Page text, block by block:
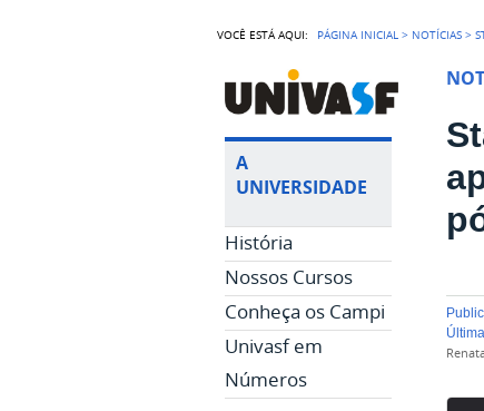
VOCÊ ESTÁ AQUI: PÁGINA INICIAL > NOTÍCIAS >
A
UNIVERSIDADE
História
Nossos Cursos
Conheça os Campi
Univasf em
Números